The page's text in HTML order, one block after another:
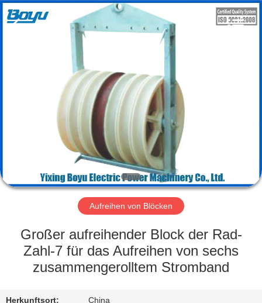
PRODUKTE
FABRIK-
AUSFLUG
QUALITÄTSKONTROLLE
Electric
Power
Aufreihen von Blöcken
Großer aufreihender Block der Rad-
Zahl-7 für das Aufreihen von sechs
zusammengerolltem Stromband
Herkunftsort: China